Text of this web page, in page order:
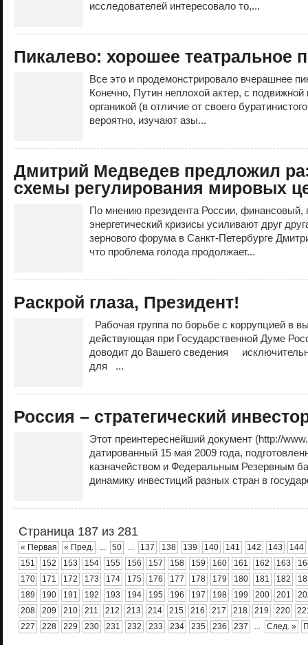
исследователей интересовало то,...
Пикалево: хорошее театральное
Все это и продемонстрировало вчерашнее
Конечно, Путин неплохой актер, с подвижной
органикой (в отличие от своего
вероятно, изучают азы...
Дмитрий Медведев предложил
схемы регулирования мировых
По мнению президента России, финансовый,
энергетический кризисы усиливают друг
зернового форума в Санкт-Петербурге
что проблема голода продолжает...
Раскрой глаза, Президент!
Рабочая группа по борьбе с коррупцией в
действующая при Государственной Думе
доводит до Вашего сведения
для ...
Россия – стратегический
Этот преинтереснейший документ (http://
датированный 15 мая 2009 года,
казначейством и Федеральным Резервным
динамику инвестиций разных стран в
Страница 187 из 281
« Первая « Пред. ... 50 ... 137 138 139 140 141 142 143
144
151
152 153 154 155 156 157 158 159 160 161 162 163
170
171 172 173 174 175 176 177 178 179 180 181 182
189
190 191 192 193 194 195 196 197 198 199 200 201
208
209 210 211 212 213 214 215 216 217 218 219 220
227
228 229 230 231 232 233 234 235 236 237 ... След. »